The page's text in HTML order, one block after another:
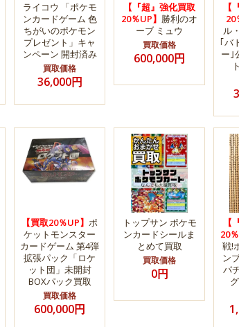
ライコウ 「ポケモ
ンカードゲーム 色
ちがいのポケモン
プレゼント」キャ
ンペーン 開封済み
買取価格
36,000円
【『超』強化買取
20％UP】 勝利のオ
ーブ ミュウ
買取価格
600,000円
【
20
ル
｢バ
ー｣
【買取20％UP】 ポ
ケットモンスター
カードゲーム 第4弾
拡張パック「ロケ
ット団」未開封
BOXパック買取
買取価格
600,000円
トップサン ポケモ
ンカードシールま
とめて買取
買取価格
0円
【
20
戦!
ン
パ